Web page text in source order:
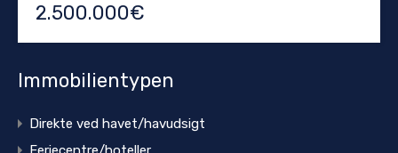
2.500.000€
Immobilientypen
Direkte ved havet/havudsigt